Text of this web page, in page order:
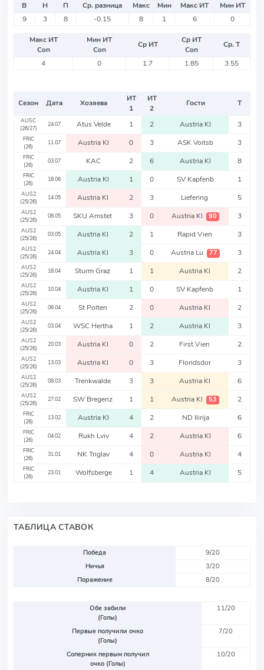
В Н П Ср. разница Макс Мин Макс ИТ
Мин ИТ
9
3 8 -0.15 8 1 6 0
Макс ИТ
Соп
Мин ИТ
Соп
Ср ИТ
Ср ИТ
Соп
Ср. Т
4
0 1.7 1.85 3.55
Сезон Дата Хозяева
ИТ
1
ИТ
2
Гости Т
AUSC
(26/27)
24.07 Atus Velde 1 2 Austria Kl 3
FRIC
(26)
11.07 Austria Kl 0 3 ASK Voitsb 3
FRIC
(26)
03.07 KAC 2 6 Austria Kl 8
FRIC
(26)
18.06 Austria Kl 1 0 SV Kapfenb 1
AUS2
(25/26)
14.05 Austria Kl 2 3 Liefering 5
AUS2
(25/26)
08.05 SKU Amstet 3 0 Austria Kl 90 3
AUS2
(25/26)
03.05 Austria Kl 2 1 Rapid Vien 3
AUS2
(25/26)
24.04 Austria Kl 3 0 Austria Lu 77 3
AUS2
(25/26)
18.04 Sturm Graz 1 1 Austria Kl 2
AUS2
(25/26)
10.04 Austria Kl 1 0 SV Kapfenb 1
AUS2
(25/26)
06.04 St Polten 2 0 Austria Kl 2
AUS2
(25/26)
03.04 WSC Hertha 1 2 Austria Kl 3
AUS2
(25/26)
20.03 Austria Kl 0 2 First Vien 2
AUS2
(25/26)
13.03 Austria Kl 0 3 Floridsdor 3
AUS2
(25/26)
08.03 Trenkwalde 3 3 Austria Kl 6
AUS2
(25/26)
27.02 SW Bregenz 1 1 Austria Kl 53 2
FRIC
(26)
13.02 Austria Kl 4 2 ND Ilirija 6
FRIC
(26)
04.02 Rukh Lviv 4 2 Austria Kl 6
FRIC
(26)
31.01 NK Triglav 4 0 Austria Kl 4
FRIC
(26)
23.01 Wolfsberge 1 4 Austria Kl 5
ТАБЛИЦА СТАВОК
Победа
9/20
Ничья
3/20
Поражение
8/20
Обе забили
(Голы)
11/20
Первые получили очко
(Голы)
7/20
Соперник первым получил
очко (Голы)
10/20